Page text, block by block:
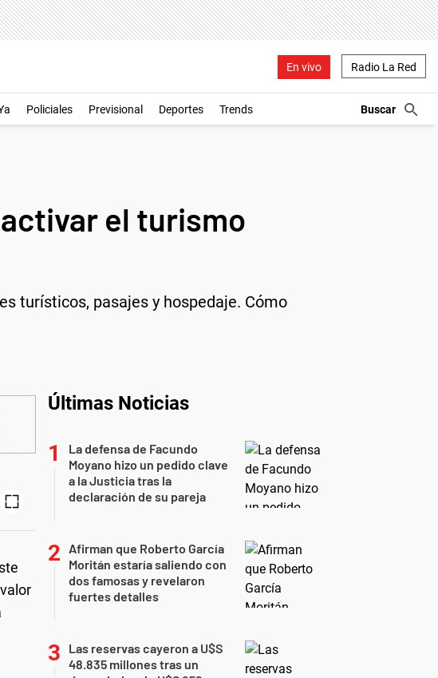
En vivo Radio La Red
Policiales Previsional Deportes Trends
el turismo
turísticos, pasajes y hospedaje. Cómo
Últimas Noticias
La defensa de Facundo
Moyano hizo un pedido clave
a la Justicia tras la
declaración de su pareja
Afirman que Roberto García
Moritán estaría saliendo con
dos famosas y revelaron
fuertes detalles
Las reservas cayeron a U$S
48.835 millones tras un